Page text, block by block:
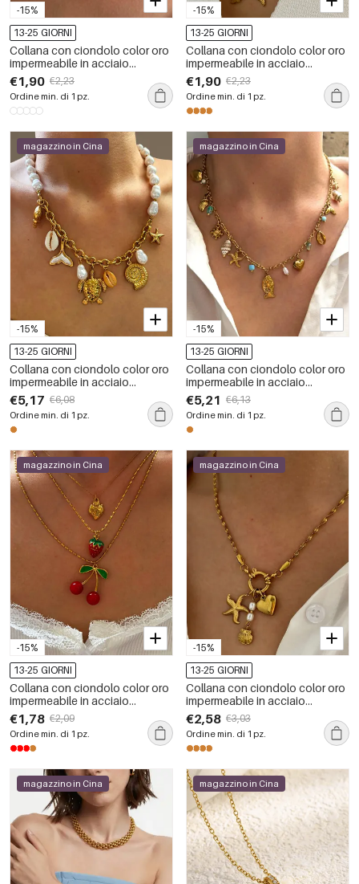
-15%
13-25 GIORNI
Collana con ciondolo color oro
impermeabile in acciaio
inossidabile Chill da 1 pezzo
€1,90 €2,23
Ordine min. di 1 pz.
-15%
13-25 GIORNI
Collana con ciondolo color oro
impermeabile in acciaio
inossidabile oceanico da 1
pezzo
€1,90 €2,23
Ordine min. di 1 pz.
-15%
magazzino in Cina
13-25 GIORNI
Collana con ciondolo color oro
impermeabile in acciaio
inossidabile oceanico da 1
pezzo
€5,17 €6,08
Ordine min. di 1 pz.
-15%
magazzino in Cina
13-25 GIORNI
Collana con ciondolo color oro
impermeabile in acciaio
inossidabile oceanico da 1
pezzo
€5,21 €6,13
Ordine min. di 1 pz.
-15%
magazzino in Cina
13-25 GIORNI
Collana con ciondolo color oro
impermeabile in acciaio
inossidabile con 1 pezzo di
frutta
€1,78 €2,09
Ordine min. di 1 pz.
-15%
magazzino in Cina
13-25 GIORNI
Collana con ciondolo color oro
impermeabile in acciaio
inossidabile oceanico da 1
pezzo
€2,58 €3,03
Ordine min. di 1 pz.
magazzino in Cina magazzino in Cina